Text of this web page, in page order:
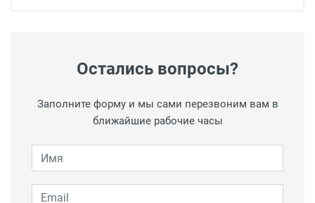
Остались вопросы?
Заполните форму и мы сами перезвоним вам в
ближайшие рабочие часы